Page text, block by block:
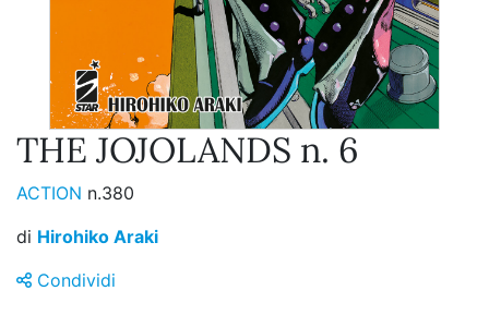
THE JOJOLANDS n. 6
ACTION n.380
di Hirohiko Araki
Condividi